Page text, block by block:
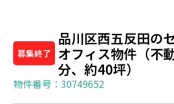
募集終了
品川区西五反田の
オフィス物件（不
分、約40坪）
物件番号：30749652